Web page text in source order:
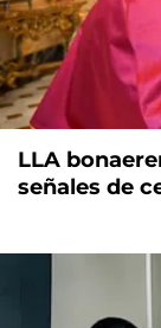
LLA
señales de